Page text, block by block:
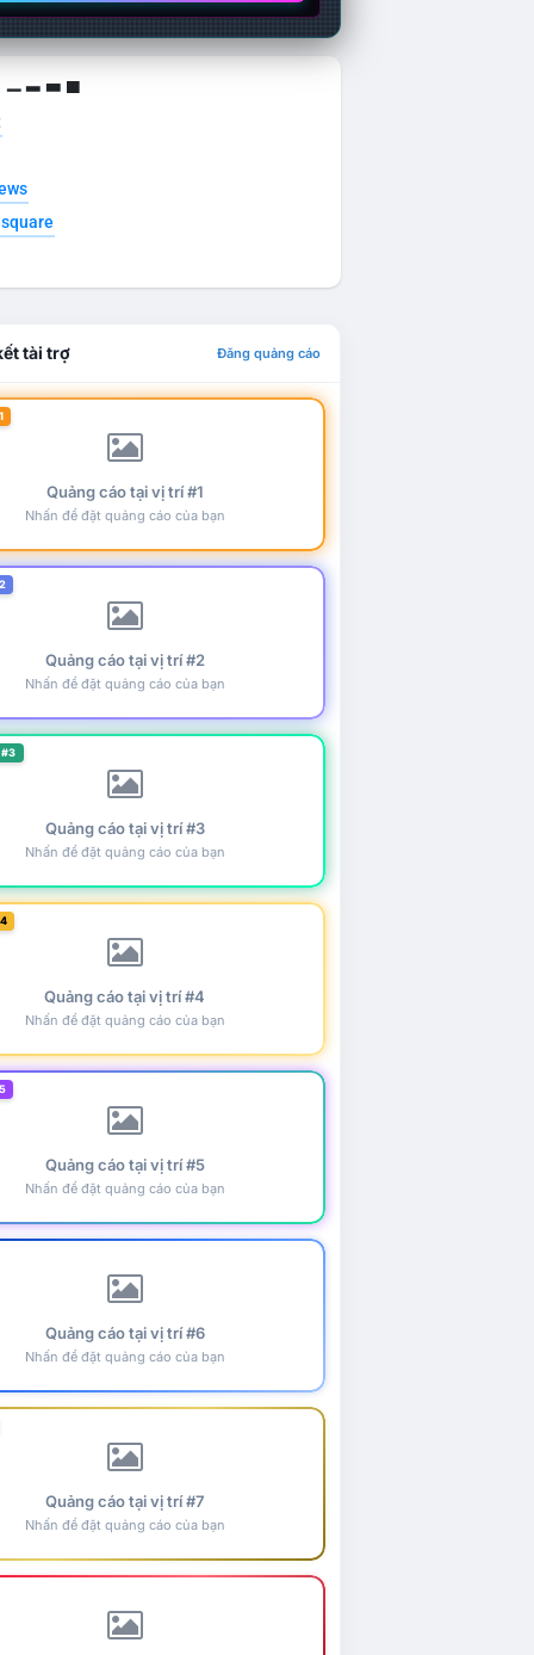
▁ ▂ ▃ ▄
tài trợ Đăng quảng cáo
Quảng cáo tại vị trí #1
Nhấn để đặt quảng cáo của bạn
Quảng cáo tại vị trí #2
Nhấn để đặt quảng cáo của bạn
Quảng cáo tại vị trí #3
Nhấn để đặt quảng cáo của bạn
Quảng cáo tại vị trí #4
Nhấn để đặt quảng cáo của bạn
Quảng cáo tại vị trí #5
Nhấn để đặt quảng cáo của bạn
Quảng cáo tại vị trí #6
Nhấn để đặt quảng cáo của bạn
Quảng cáo tại vị trí #7
Nhấn để đặt quảng cáo của bạn